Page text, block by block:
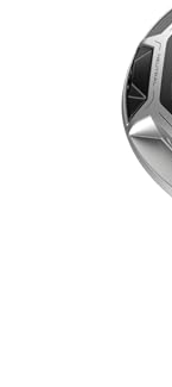
中調
まと
求め
TENSEI
シャ
メリ
軽量設計